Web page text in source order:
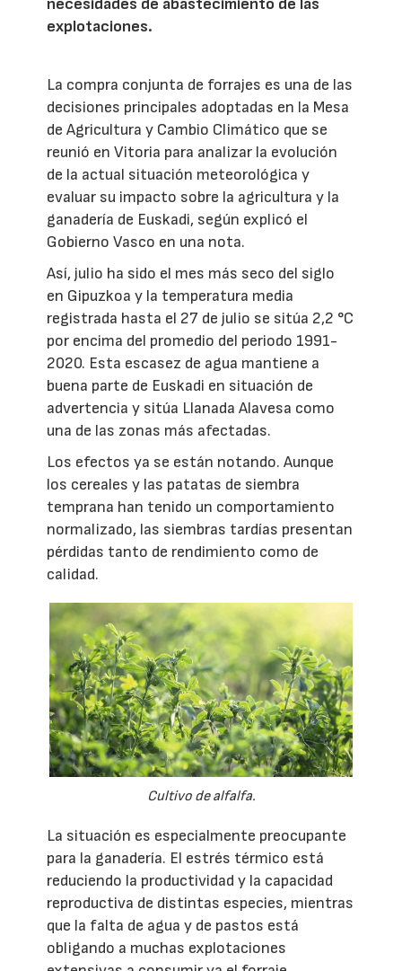
necesidades de abastecimiento de las
explotaciones.
La compra conjunta de forrajes es una de las
decisiones principales adoptadas en la Mesa
de Agricultura y Cambio Climático que se
reunió en Vitoria para analizar la evolución
de la actual situación meteorológica y
evaluar su impacto sobre la agricultura y la
ganadería de Euskadi, según explicó el
Gobierno Vasco en una nota.
Así, julio ha sido el mes más seco del siglo
en Gipuzkoa y la temperatura media
registrada hasta el 27 de julio se sitúa 2,2 °C
por encima del promedio del periodo 1991-
2020. Esta escasez de agua mantiene a
buena parte de Euskadi en situación de
advertencia y sitúa Llanada Alavesa como
una de las zonas más afectadas.
Los efectos ya se están notando. Aunque
los cereales y las patatas de siembra
temprana han tenido un comportamiento
normalizado, las siembras tardías presentan
pérdidas tanto de rendimiento como de
calidad.
Cultivo de alfalfa.
La situación es especialmente preocupante
para la ganadería. El estrés térmico está
reduciendo la productividad y la capacidad
reproductiva de distintas especies, mientras
que la falta de agua y de pastos está
obligando a muchas explotaciones